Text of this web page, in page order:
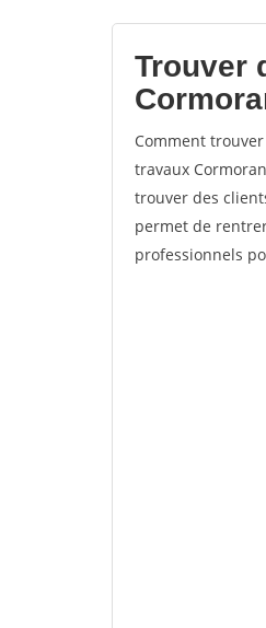
Trouver
Comment
travaux
trouver des
permet de
professionnels